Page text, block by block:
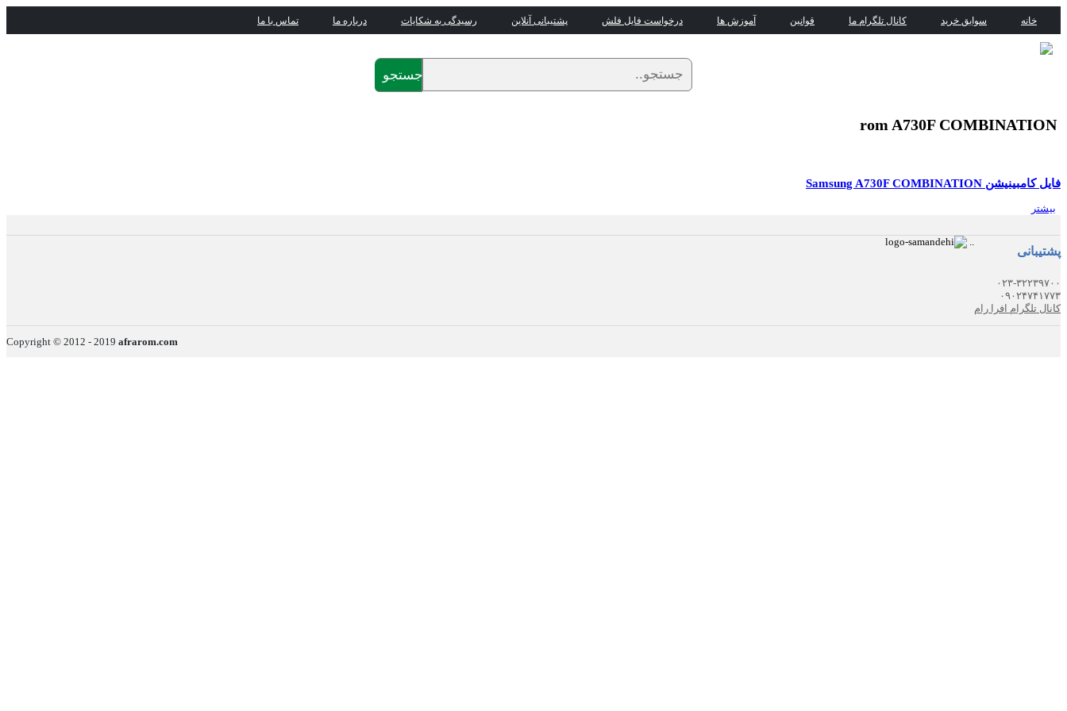
خانه سوابق خرید کانال تلگرام ما قوانین آموزش ها درخواست فایل فلش پشتیبانی آنلاین رسیدگی به شکایات درباره ما تماس با ما
جستجو
rom A730F COMBINATION
فایل کامبینیشن Samsung A730F COMBINATION
بیشتر
پشتیبانی
۰۲۳-۳۲۲۳۹۷۰۰
۰۹۰۲۴۷۴۱۷۷۳
کانال تلگرام افرا رام
Copyright © 2012 - 2019 afrarom.com